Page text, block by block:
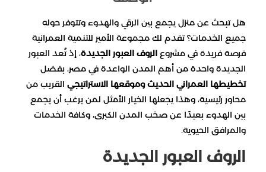
هل تبحث عن منزل يجمع بين الرقي والهدوء وتتوفر حوله
جميع الخدمات؟ تقدم لك مجموعة الأمير للتنمية العمرانية
فرصة فريدة في مشروع الروف العبور الجديدة، إذ تُعد العبور
الجديدة واحدة من أهم المدن الواعدة في مصر، بفضل
تخطيطها العمراني الحديث وموقعها الاستراتيجيالقريب من
محاور رئيسية، وهذا يجعلها الخيار الأمثل لمن يرغب أن يجمع
بين الهدوء بعيدًا عن صخب المدن الكبرى، وكافة الخدمات
والمرافق الحيوية.
الروف العبور الجديدة